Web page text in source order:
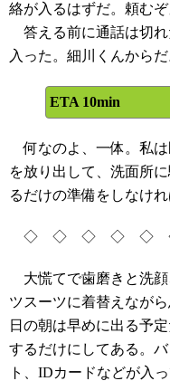
絡が入るはずだ。頼むぞ
答える前に通話は切
入った。細川くんからだ
ETA 10min
何なのよ、一体。私は
を放り出して、洗面所
るだけの準備をしなけれ
◇ ◇ ◇ ◇ ◇
大慌てで歯磨きと洗顔
ツスーツに着替えなが
日の朝は早めに出る予
するだけにしてある。
ト、IDカードなどが入